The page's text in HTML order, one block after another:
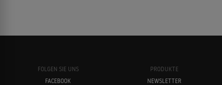
FOLGEN SIE UNS
FACEBOOK
PRODUKTE
NEWSLETTER